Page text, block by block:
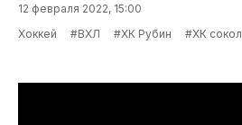
12 февраля 2022, 15:00
Хоккей
#ВХЛ #ХК Рубин #ХК сокол